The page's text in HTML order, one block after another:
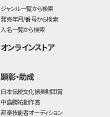
ジャンル一覧から検索
発売年月/番号から検索
人名一覧から検索
オンラインストア
顕彰・助成
日本伝統文化振興財団賞
中島勝祐創作賞
邦楽技能者オーディション